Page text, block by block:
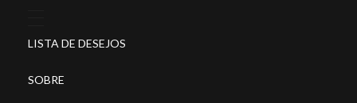
LISTA DE DESEJOS
SOBRE